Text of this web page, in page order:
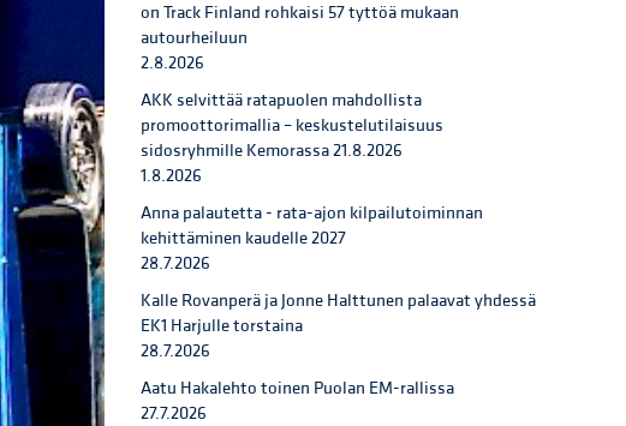
on Track Finland rohkaisi 57 tyttöä mukaan
autourheiluun
2.8.2026
AKK selvittää ratapuolen mahdollista
promoottorimallia – keskustelutilaisuus
sidosryhmille Kemorassa 21.8.2026
1.8.2026
Anna palautetta - rata-ajon kilpailutoiminnan
kehittäminen kaudelle 2027
28.7.2026
Kalle Rovanperä ja Jonne Halttunen palaavat yhdessä
EK1 Harjulle torstaina
28.7.2026
Aatu Hakalehto toinen Puolan EM-rallissa
27.7.2026